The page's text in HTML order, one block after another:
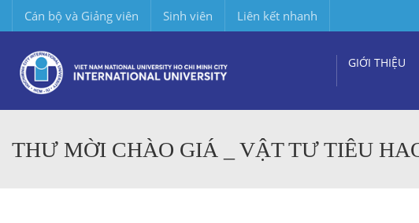
Cán bộ và Giảng viên Sinh viên Liên kết nhanh
GIỚI THIỆU
THƯ MỜI CHÀO GIÁ _ VẬT TƯ TIÊU